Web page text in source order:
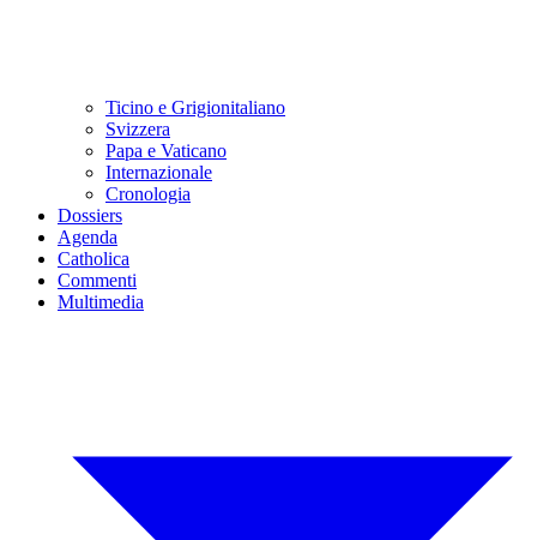
Ticino e Grigionitaliano
Svizzera
Papa e Vaticano
Internazionale
Cronologia
Dossiers
Agenda
Catholica
Commenti
Multimedia